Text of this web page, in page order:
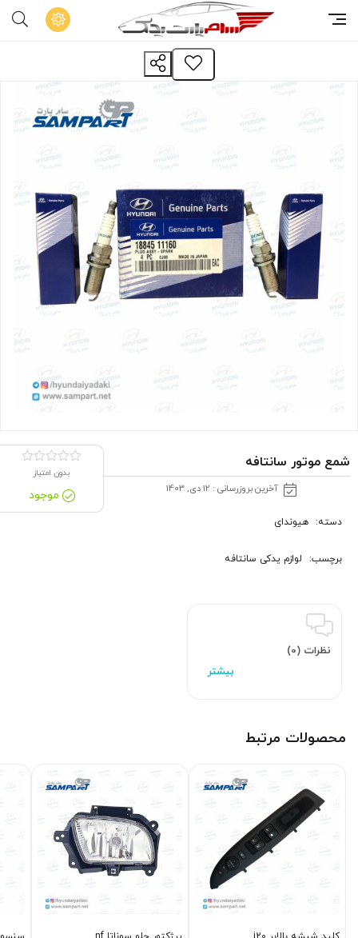
شمع موتور سانتافه
آخرین بروزرسانی : 12 دی, 1403
بدون امتیاز
موجود
دسته: هیوندای
برچسب: لوازم یدکی سانتافه
نظرات (0)
محصولات مرتبط